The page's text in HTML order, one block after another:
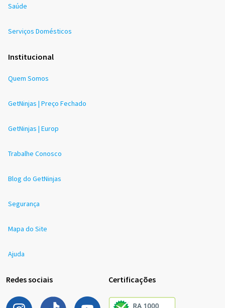
Saúde
Serviços Domésticos
Institucional
Quem Somos
GetNinjas | Preço Fechado
GetNinjas | Europ
Trabalhe Conosco
Blog do GetNinjas
Segurança
Mapa do Site
Ajuda
Redes sociais Certificações